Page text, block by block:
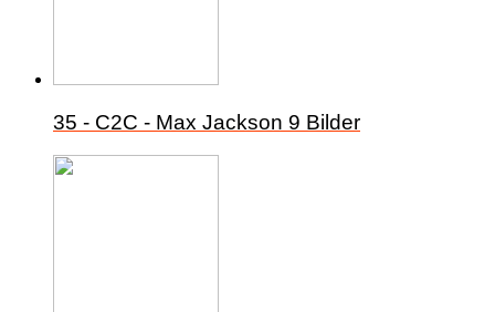
35 - C2C - Max Jackson 9 Bilder